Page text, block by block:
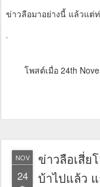
ข่าวลือมาอย่างนี้ แล้วแต่
โพสต์เมื่อ 24th
NOV
24
ข่าวลือเสี่ย
บ้าไปแล้ว